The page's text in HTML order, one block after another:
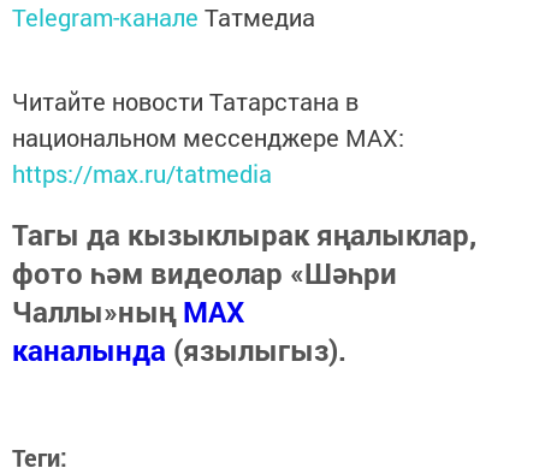
Telegram-канале Татмедиа
Читайте новости Татарстана в
национальном мессенджере MАХ:
https://max.ru/tatmedia
Тагы да кызыклырак яңалыклар,
фото һәм видеолар «Шәһри
Чаллы»ныңMAX
каналында (язылыгыз).
Теги: